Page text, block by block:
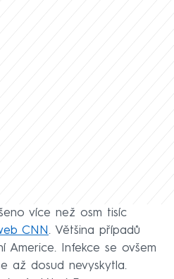
více než osm tisíc
CNN. Většina případů
Americe. Infekce se ovšem
až dosud nevyskytla.